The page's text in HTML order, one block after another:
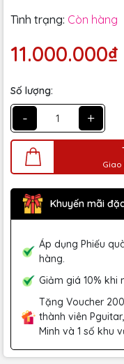
Tình trạng: Còn hàng
11.000.000₫
Số lượng:
- +
Giao
Khuyến mãi
Áp dụng Phiếu
hàng.
Giảm giá 10% khi
Tặng Voucher
thành viên
Minh và 1 số khu